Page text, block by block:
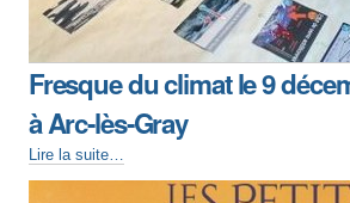
Fresque du climat le 9
à Arc-lès-Gray
Lire la suite…